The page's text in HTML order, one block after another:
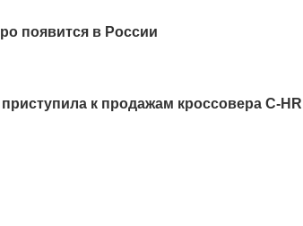
появится в России
к продажам кроссовера C-HR